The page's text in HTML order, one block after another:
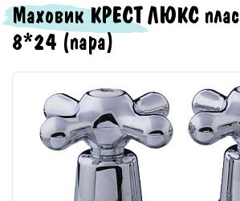
Маховик КРЕСТ ЛЮКС
8*24 (пара)